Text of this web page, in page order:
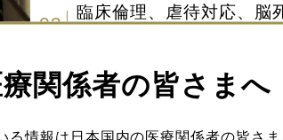
療関係者の皆さまへ
る情報は日本国内の医療関係者の皆さ
03
臨床倫理、虐待対応、脳